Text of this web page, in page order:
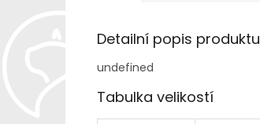
Detailní popis produktu
undefined
Tabulka velikostí